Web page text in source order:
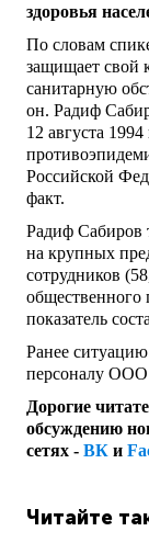
здоровья
По словам
защищает свой
санитарную
он. Радиф
12 августа
Российской
факт.
Радиф Сабиров
на крупных
сотрудников
показатель
Ранее ситуацию
персоналу ООО
Дорогие
обсуждению
сетях - ВК и
Читайте